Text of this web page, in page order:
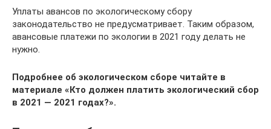
Уплаты авансов по экологическому сбору
законодательство не предусматривает. Таким образом,
авансовые платежи по экологии в 2021 году делать не
нужно.
Подробнее об экологическом сборе читайте в
материале «Кто должен платить экологический сбор
в 2021 — 2021 годах?».